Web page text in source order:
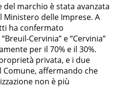
marchio è stata avanzata
Ministero delle Imprese. A
ha confermato
Cervinia” e “Cervinia”
per il 70% e il 30%.
privata, e i due
affermando che
non è più